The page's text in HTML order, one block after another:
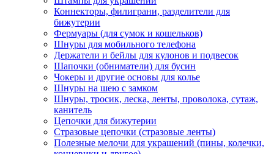
Коннекторы, филиграни, разделители для
бижутерии
Фермуары (для сумок и кошельков)
Шнуры для мобильного телефона
Держатели и бейлы для кулонов и подвесок
Шапочки (обниматели) для бусин
Чокеры и другие основы для колье
Шнуры на шею с замком
Шнуры, тросик, леска, ленты, проволока, сутаж,
канитель
Цепочки для бижутерии
Стразовые цепочки (стразовые ленты)
Полезные мелочи для украшений (пины, колечки,